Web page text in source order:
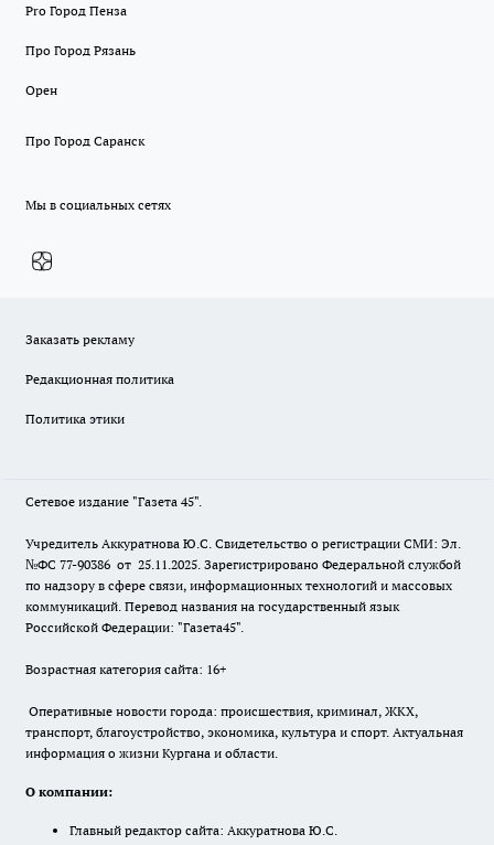
Pro Город Пенза
Про Город Рязань
Орен
Про Город Саранск
Мы в социальных сетях
Заказать рекламу
Редакционная политика
Политика этики
Сетевое издание "Газета 45".
Учредитель Аккуратнова Ю.С. Свидетельство о регистрации СМИ: Эл.
№ФС 77-90386 от 25.11.2025. Зарегистрировано Федеральной службой
по надзору в сфере связи, информационных технологий и массовых
коммуникаций. Перевод названия на государственный язык
Российской Федерации: "Газета45".
Возрастная категория сайта: 16+
Оперативные новости города: происшествия, криминал, ЖКХ,
транспорт, благоустройство, экономика, культура и спорт. Актуальная
информация о жизни Кургана и области.
О компании:
Главный редактор сайта: Аккуратнова Ю.С.